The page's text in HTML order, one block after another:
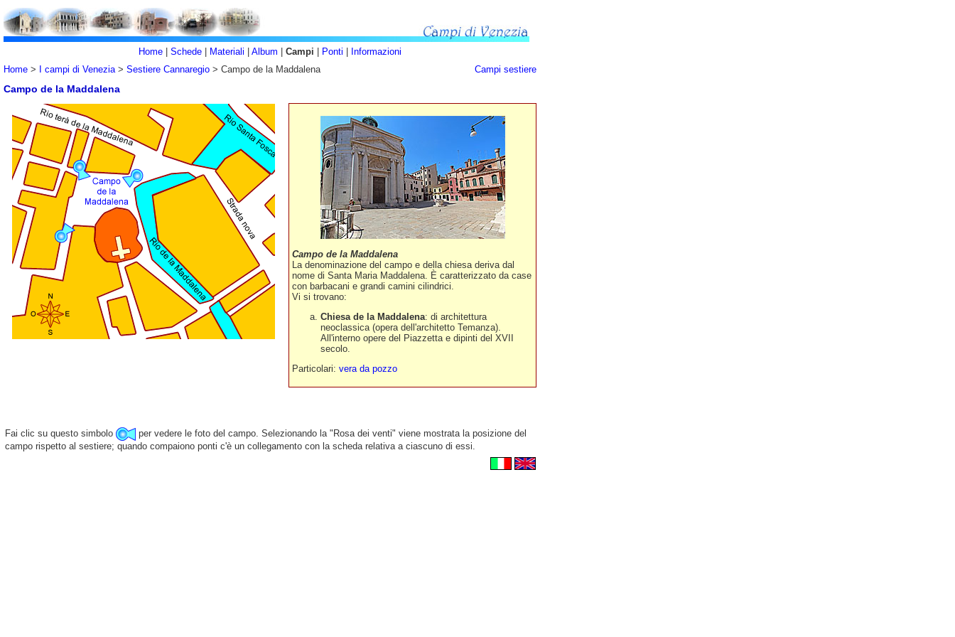
Home Schede Materiali Album Campi Ponti Informazioni
Campo de la Maddalena
Home > I campi di Venezia> Sestiere Cannaregio > Campo de la Maddalena
Campo de la Maddalena
La denominazione del campo e della chiesa deriva dal
nome di Santa Maria Maddalena. È caratterizzato da case
con barbacani e grandi camini cilindrici.
Vi si trovano:
Chiesa de la Maddalena: di architettura
neoclassica (opera dell'architetto Temanza)
All'interno opere del Piazzetta e dipinti del XVII
secolo.
Particolari: vera da pozzo
Campi sestiere
Fai clic su questo simbolo
per vedere le foto del campo. Selezionando la "Rosa dei venti" viene mostrata la posizione del
campo rispetto al sestiere; quando compaiono ponti c'è un collegamento con la scheda relativa a ciascuno di essi.